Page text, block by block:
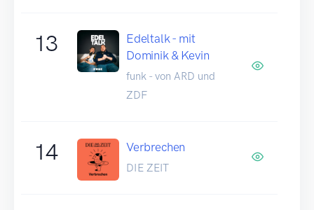
13
Edeltalk - mit
Dominik & Kevin
funk - von ARD und
ZDF
14 Verbrechen
DIE ZEIT